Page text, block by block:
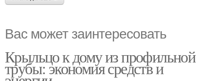
Вас может заинтересовать
Крыльцо к дому из профильной
трубы: экономия средств и